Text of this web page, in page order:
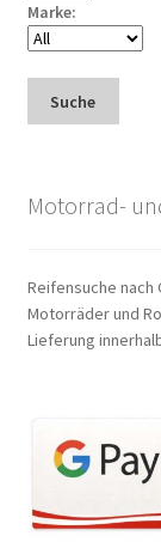
Marke:
Suche
Motorrad-
Reifensuche nach
Motorräder und
Lieferung